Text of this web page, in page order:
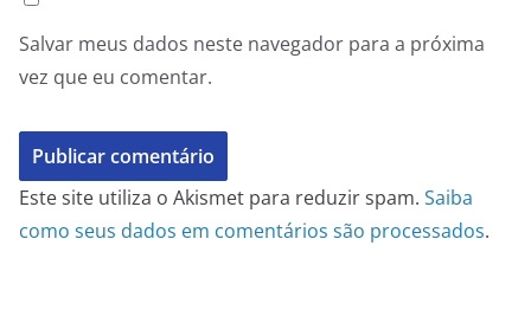
Salvar meus dados neste navegador para a próxima
vez que eu comentar.
Este site utiliza o Akismet para reduzir spam. Saiba
como seus dados em comentários são processados.